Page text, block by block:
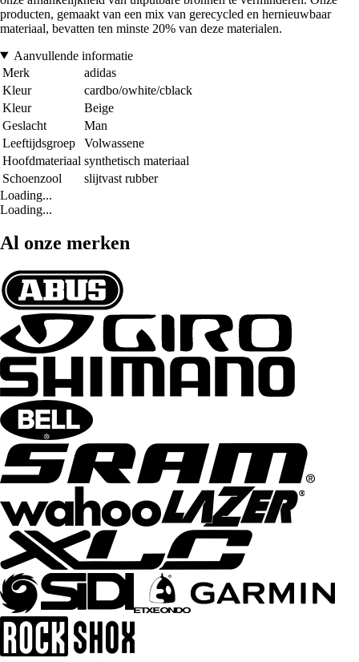
producten, gemaakt van een mix van gerecycled en hernieuwbaar
materiaal, bevatten ten minste 20% van deze materialen.
Aanvullende informatie
Merk
adidas
Kleur
cardbo/owhite/cblack
Kleur
Beige
Geslacht
Man
Leeftijdsgroep
Volwassene
Hoofdmateriaal synthetisch materiaal
Schoenzool
slijtvast rubber
Loading...
Loading...
Al onze merken